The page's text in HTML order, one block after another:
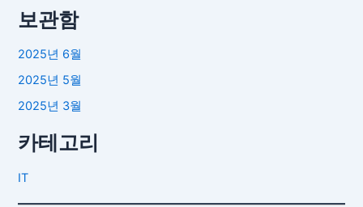
보관함
2025년 6월
2025년 5월
2025년 3월
카테고리
IT